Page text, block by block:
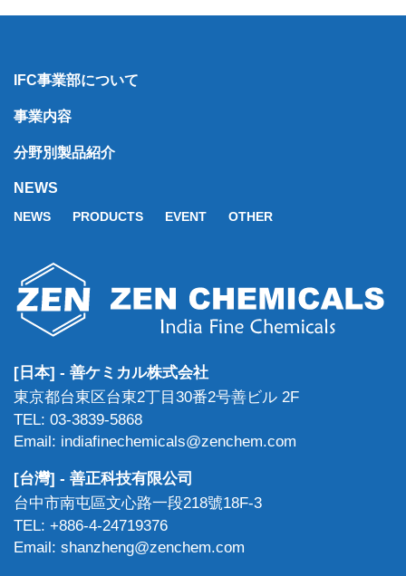
IFC事業部について
事業内容
分野別製品紹介
NEWS
NEWS PRODUCTS EVENT OTHER
[日本] - 善ケミカル株式会社
東京都台東区台東2丁目30番2号善ビル 2F
TEL: 03-3839-5868
Email: indiafinechemicals@zenchem.com
[台灣] - 善正科技有限公司
台中市南屯區文心路一段218號18F-3
TEL: +886-4-24719376
Email: shanzheng@zenchem.com